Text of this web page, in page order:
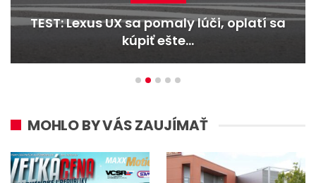
TEST: Dacia Duster hybrid-G 150 4×4 –
Trojitý útok
MOHLO BY VÁS ZAUJÍMAŤ